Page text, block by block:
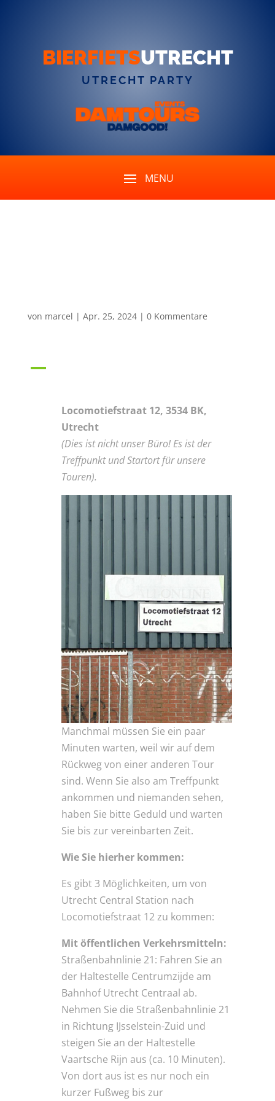
BIERFIETSUTRECHT
UTRECHT PARTY
von marcel | Apr. 25, 2024| 0 Kommentare
A
Locomotiefstraat 12, 3534 BK,
Utrecht
(Dies ist nicht unser Büro! Es ist der
Treffpunkt und Startort für unsere
Touren).
Manchmal müssen Sie ein paar
Minuten warten, weil wir auf dem
Rückweg von einer anderen Tour
sind. Wenn Sie also am Treffpunkt
ankommen und niemanden sehen,
haben Sie bitte Geduld und warten
Sie bis zur vereinbarten Zeit.
Wie Sie hierher kommen:
Es gibt 3 Möglichkeiten, um von
Utrecht Central Station nach
Locomotiefstraat 12 zu kommen:
Mit öffentlichen Verkehrsmitteln:
Straßenbahnlinie 21: Fahren Sie an
der Haltestelle Centrumzijde am
Bahnhof Utrecht Centraal ab.
Nehmen Sie die Straßenbahnlinie 21
in Richtung IJsselstein-Zuid und
steigen Sie an der Haltestelle
Vaartsche Rijn aus (ca. 10 Minuten).
Von dort aus ist es nur noch ein
kurzer Fußweg bis zur